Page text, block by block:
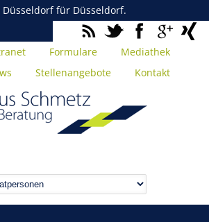
für Düsseldorf.
Formulare
Mediathek
Stellenangebote Kontakt